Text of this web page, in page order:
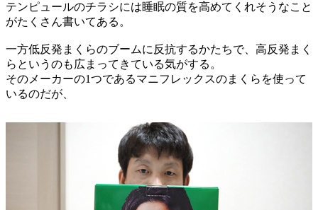
テンピュールのチラシには睡眠の質を高めてくれそうなこと
がたくさん書いてある。
一方低反発まくらのブームに反抗するかたちで、高反発まく
らというのも広まってきている気がする。
そのメーカーの1つであるマニフレックスのまくらを使って
いるのだが、